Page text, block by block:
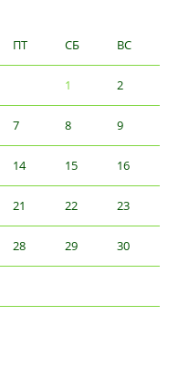
ПТ СБ ВС
1 2
7 8 9
14 15 16
21 22 23
28 29 30